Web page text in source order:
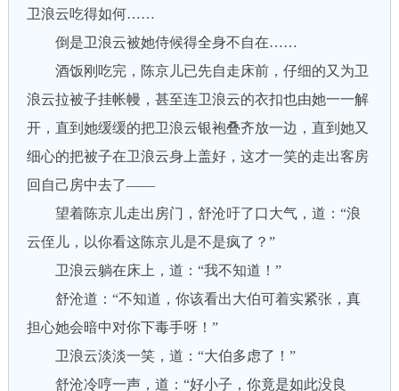
卫浪云吃得如何……
倒是卫浪云被她侍候得全身不自在……
酒饭刚吃完，陈京儿已先自走床前，仔细的又为卫
浪云拉被子挂帐幔，甚至连卫浪云的衣扣也由她一一解
开，直到她缓缓的把卫浪云银袍叠齐放一边，直到她又
细心的把被子在卫浪云身上盖好，这才一笑的走出客房
回自己房中去了——
望着陈京儿走出房门，舒沧吁了口大气，道：“浪
云侄儿，以你看这陈京儿是不是疯了？”
卫浪云躺在床上，道：“我不知道！”
舒沧道：“不知道，你该看出大伯可着实紧张，真
担心她会暗中对你下毒手呀！”
卫浪云淡淡一笑，道：“大伯多虑了！”
舒沧冷哼一声，道：“好小子，你竟是如此没良